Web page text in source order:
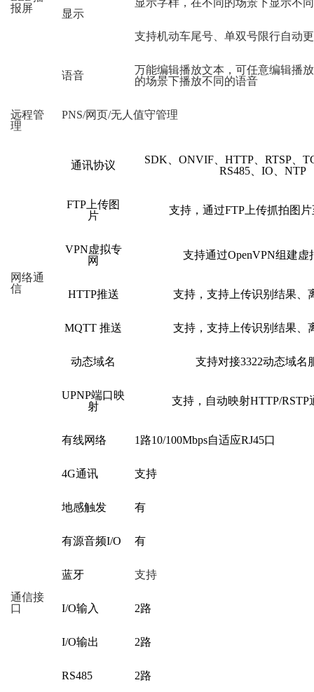
报屏
显示
支持机动车尾号、单双号限行自动
语音
万能编辑播放文本，可任意编辑播
的场景下播放不同的语音
远程管
理
PNS/网页/无人值守管理
网络通
信
通讯协议
SDK、ONVIF、HTTP、RTSP、
RS485、IO、NTP
FTP上传图
片
支持，通过FTP上传抓拍图
VPN虚拟专
网
支持通过OpenVPN组建虚
HTTP推送 支持，支持上传识别结果、
MQTT 推送 支持，支持上传识别结果、
动态域名 支持对接3322动态域名
UPNP端口映
射
支持，自动映射HTTP/RSTP
通信接
口
有线网络 1路10/100Mbps自适应RJ45口
4G通讯 支持
地感触发 有
有源音频I/O 有
蓝牙 支持
I/O输入 2路
I/O输出 2路
RS485 2路